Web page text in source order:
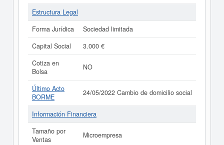
Estructura Legal
Forma Jurídica
Sociedad limitada
Capital Social
3.000 €
Cotiza en
Bolsa
NO
Último Acto
BORME
24/05/2022 Cambio de domicilio social
Información Financiera
Tamaño por
Ventas
Microempresa